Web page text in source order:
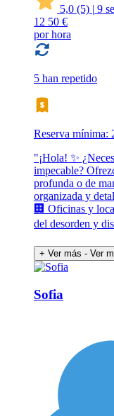
5,0 (5) | 9
12 50 €
por hora
5 han repetido
Reserva mínima:
"¡Hola! ✨
impecable?
profunda o de
organizada y
🏢 Oficinas y
del desorden y
+ Ver más - Ver
Sofia